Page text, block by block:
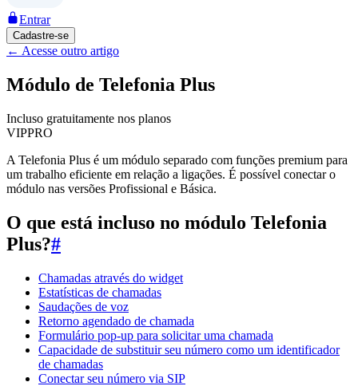
Entrar
Cadastre-se
← Acesse outro artigo
Módulo de Telefonia Plus
Incluso gratuitamente nos planos
VIPPRO
A Telefonia Plus é um módulo separado com funções premium para
um trabalho eficiente em relação a ligações. É possível conectar o
módulo nas versões Profissional e Básica.
O que está incluso no módulo Telefonia
Plus?#
Chamadas através do widget
Estatísticas de chamadas
Saudações de voz
Retorno agendado de chamada
Formulário pop-up para solicitar uma chamada
Capacidade de substituir seu número como um identificador
de chamadas
Conectar seu número via SIP